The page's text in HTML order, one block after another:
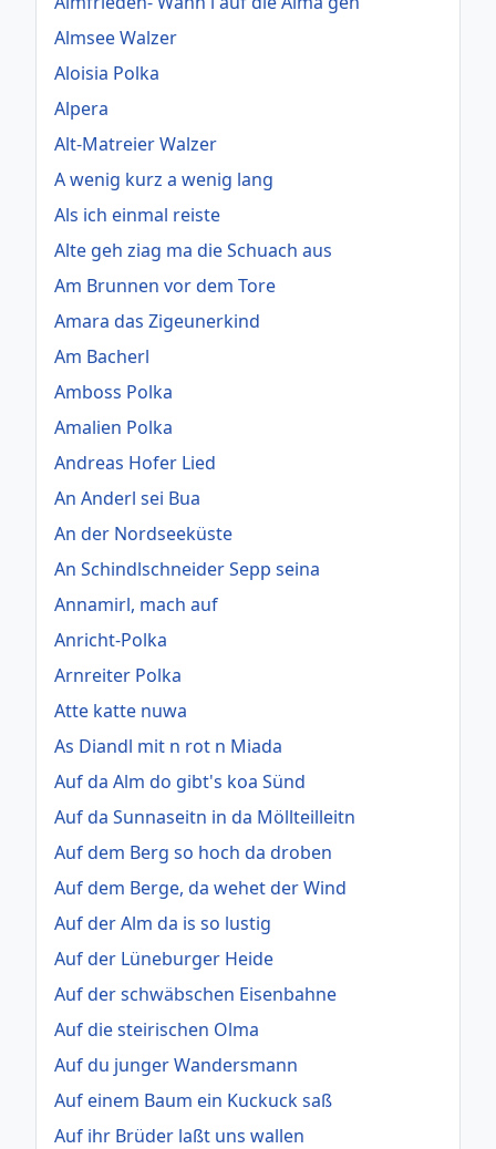
Almsee Walzer
Aloisia Polka
Alpera
Alt-Matreier Walzer
A wenig kurz a wenig lang
Als ich einmal reiste
Alte geh ziag ma die Schuach aus
Am Brunnen vor dem Tore
Amara das Zigeunerkind
Am Bacherl
Amboss Polka
Amalien Polka
Andreas Hofer Lied
An Anderl sei Bua
An der Nordseeküste
An Schindlschneider Sepp seina
Annamirl, mach auf
Anricht-Polka
Arnreiter Polka
Atte katte nuwa
As Diandl mit n rot n Miada
Auf da Alm do gibt's koa Sünd
Auf da Sunnaseitn in da Möllteilleitn
Auf dem Berg so hoch da droben
Auf dem Berge, da wehet der Wind
Auf der Alm da is so lustig
Auf der Lüneburger Heide
Auf der schwäbschen Eisenbahne
Auf die steirischen Olma
Auf du junger Wandersmann
Auf einem Baum ein Kuckuck saß
Auf ihr Brüder laßt uns wallen